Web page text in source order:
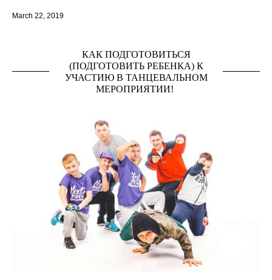
March 22, 2019
КАК ПОДГОТОВИТЬСЯ
(ПОДГОТОВИТЬ РЕБЕНКА) К
УЧАСТИЮ В ТАНЦЕВАЛЬНОМ
МЕРОПРИЯТИИ!